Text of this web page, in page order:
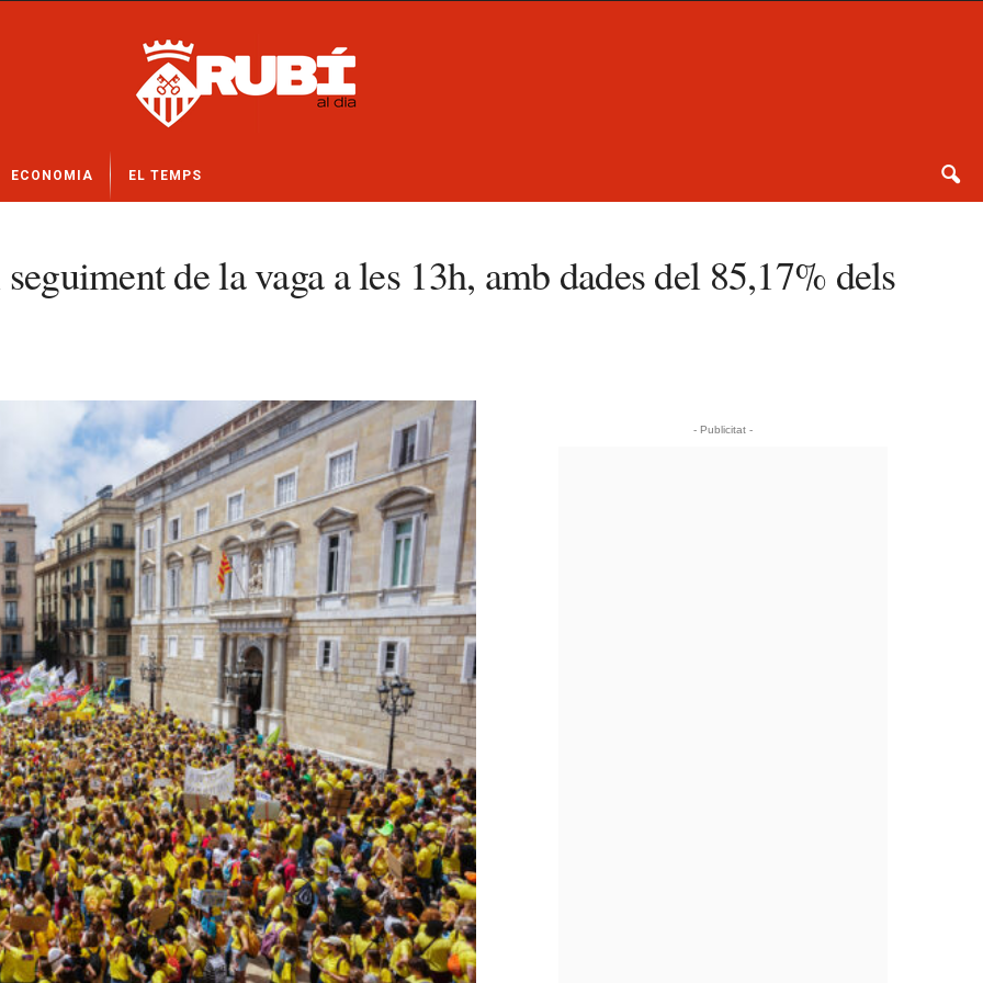
ECONOMIA EL TEMPS
de la vaga a les 13h, amb dades del 85,17% dels
- Publicitat -